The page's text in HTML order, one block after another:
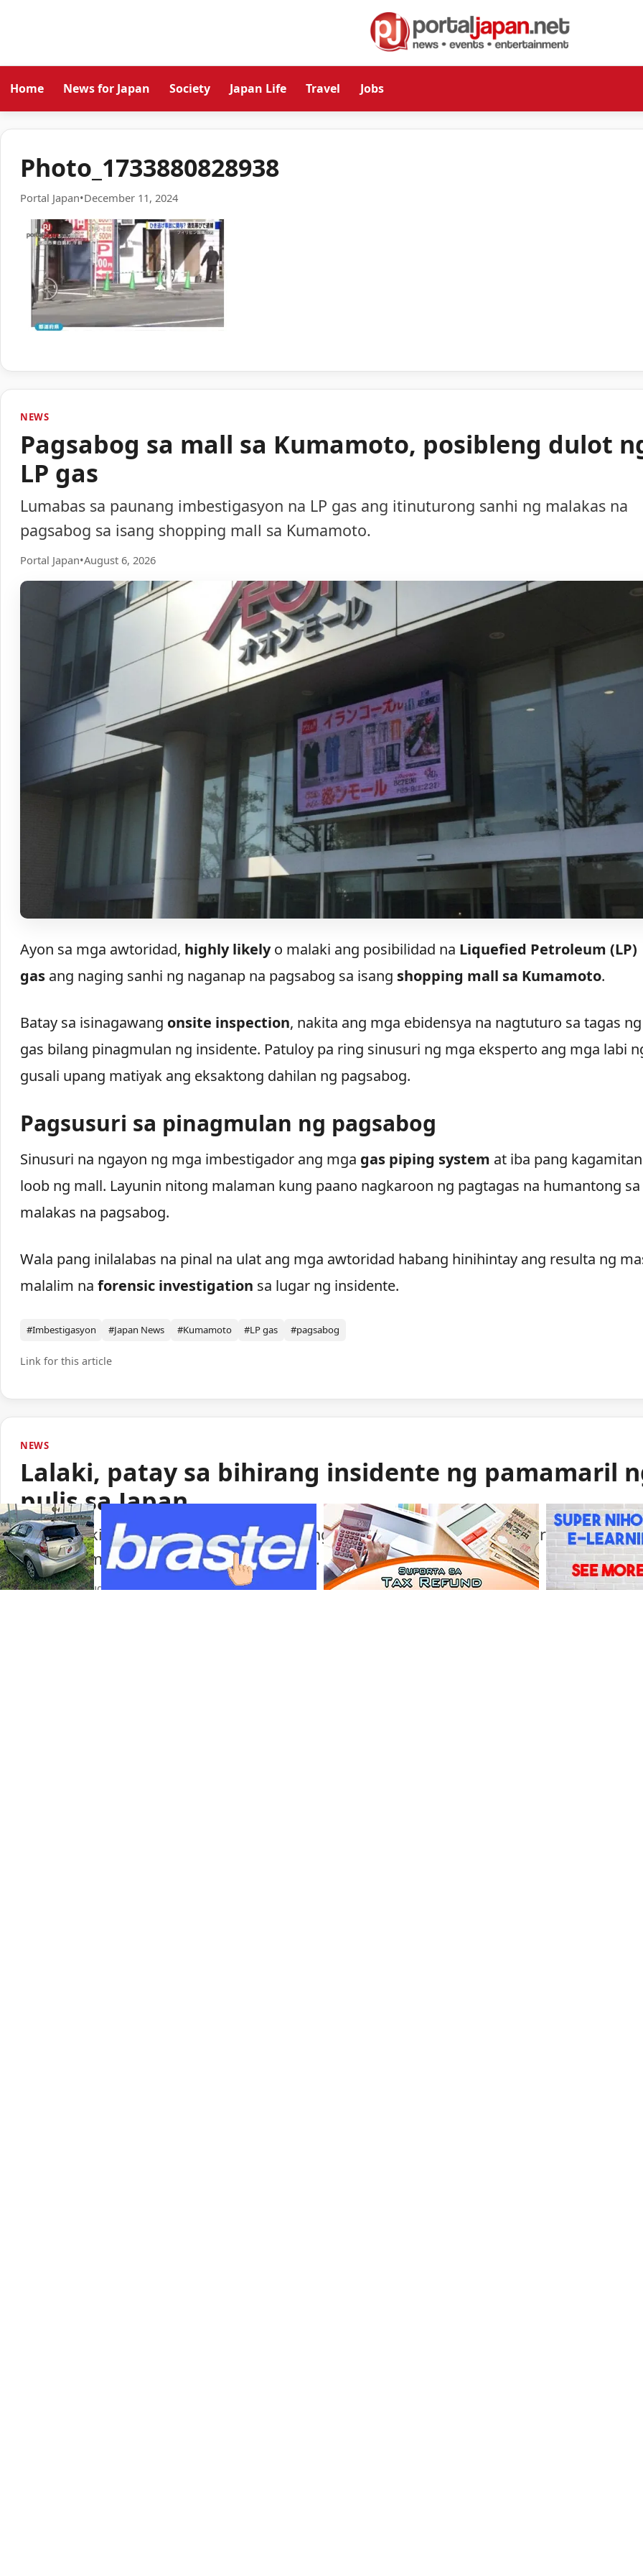
Home News for Japan Society Japan Life Travel Jobs
Photo_1733880828938
Portal Japan•December 11, 2024
NEWS
Pagsabog sa mall sa Kumamoto, posibleng dulot
LP gas
Lumabas sa paunang imbestigasyon na LP gas ang itinuturong sanhi ng malakas na
pagsabog sa isang shopping mall sa Kumamoto.
Portal Japan•August 6, 2026
Ayon sa mga awtoridad, highly likelyo malaki ang posibilidad na Liquefied Petroleum (LP)
gasang naging sanhi ng naganap na pagsabog sa isang shopping mall sa Kumamoto.
Batay sa isinagawang onsite inspection, nakita ang mga ebidensya na nagtuturo sa tagas ng
gas bilang pinagmulan ng insidente. Patuloy pa ring sinusuri ng mga eksperto ang mga labi
gusali upang matiyak ang eksaktong dahilan ng pagsabog.
Pagsusuri sa pinagmulan ng pagsabog
Sinusuri na ngayon ng mga imbestigador ang mga gas piping system at iba pang
loob ng mall. Layunin nitong malaman kung paano nagkaroon ng pagtagas na humantong sa
malakas na pagsabog.
Wala pang inilalabas na pinal na ulat ang mga awtoridad habang hinihintay ang resulta ng
malalim na forensic investigation sa lugar ng insidente.
#Imbestigasyon #Japan News #Kumamoto #LP gas #pagsabog
Link for this article
NEWS
Lalaki, patay sa bihirang insidente ng pamamaril
pulis sa Japan
Isang lalaki ang nasawi matapos barilin ng mga awtoridad sa isang bihirang
ng paggamit ng baril ng pulisya sa Japan.
Portal Japan•August 6, 2026